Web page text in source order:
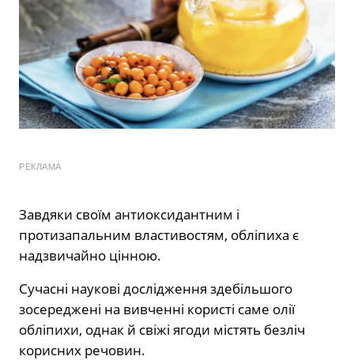
РЕКЛАМА
Завдяки своїм антиоксидантним і
протизапальним властивостям, обліпиха є
надзвичайно цінною.
Сучасні наукові дослідження здебільшого
зосереджені на вивченні користі саме олії
обліпихи, однак й свіжі ягоди містять безліч
корисних речовин.